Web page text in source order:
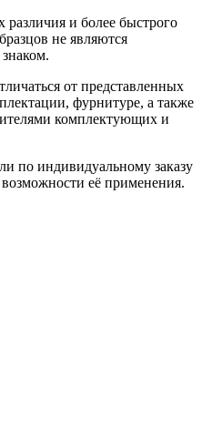
и более быстрого
не являются
от представленных
фурнитуре, а также
комплектующих и
по индивидуальному заказу
её применения.